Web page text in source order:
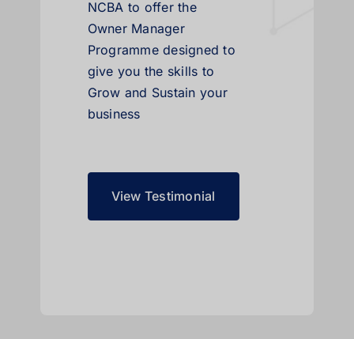
NCBA to offer the
Owner Manager
Programme designed to
give you the skills to
Grow and Sustain your
business
View Testimonial